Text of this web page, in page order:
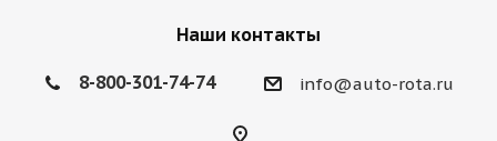
Наши контакты
8-800-301-74-74 info@auto-rota.ru